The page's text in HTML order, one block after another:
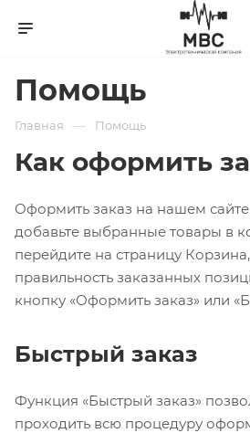
Помощь
Главная — Помощь
Как оформить
Оформить заказ на нашем сайте
добавьте выбранные товары в
перейдите на страницу
правильность заказанных
кнопку «Оформить заказ» или
Быстрый заказ
Функция «Быстрый заказ»
проходить всю процедуру